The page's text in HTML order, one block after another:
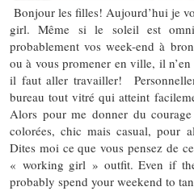
Bonjour les filles! Aujourd’hui je
girl. Même si le soleil est
probablement vos week-end à
ou à vous promener en ville, il
il faut aller travailler!
bureau tout vitré qui atteint
Alors pour me donner du
colorées, chic mais casual, pour
Dites moi ce que vous pensez
« working girl » outfit. Even if
probably spend your weekend to